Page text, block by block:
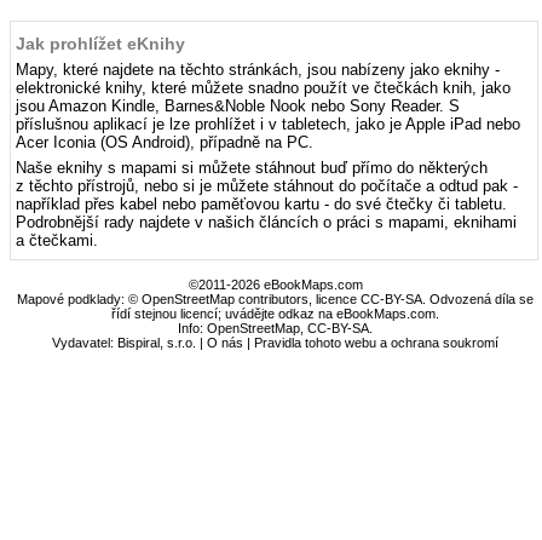
Jak prohlížet eKnihy
Mapy, které najdete na těchto stránkách, jsou nabízeny jako eknihy -
elektronické knihy, které můžete snadno použít ve čtečkách knih, jako
jsou Amazon Kindle, Barnes&Noble Nook nebo Sony Reader. S
příslušnou aplikací je lze prohlížet i v tabletech, jako je Apple iPad nebo
Acer Iconia (OS Android), případně na PC.
Naše eknihy s mapami si můžete stáhnout buď přímo do některých
z těchto přístrojů, nebo si je můžete stáhnout do počítače a odtud pak -
například přes kabel nebo paměťovou kartu - do své čtečky či tabletu.
Podrobnější rady najdete v našich článcích o práci s mapami, eknihami
a čtečkami.
©2011-2026 eBookMaps.com
Mapové podklady: © OpenStreetMap contributors, licence CC-BY-SA. Odvozená díla se
řídí stejnou licencí; uvádějte odkaz na eBookMaps.com.
Info:OpenStreetMap ,CC-BY-SA
Vydavatel: Bispiral, s.r.o. |O nás |Pravidla tohoto webu a ochrana soukromí